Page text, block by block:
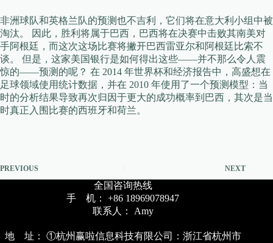
非洲球队和英格兰队的预测也不吉利，它们将在意大利小组中被
淘汰。 因此，胜利将属于巴西，巴西将在决赛中击败其南美对
手阿根廷，而这次这场比赛将撇开巴西雷亚尔和阿根廷比索不
谈。 但是，这家美国银行是如何得出这些——并不那么令人震
惊的——预测的呢？ 在 2014 年世界杯和经济报告中，高盛想在
足球领域使用统计数据，并在 2010 年使用了一个预测模型：当
时的分析结果导致再次归因于更大的成功概率到巴西，其次是当
时真正入围比赛的西班牙和荷兰。
PREVIOUS NEXT
全国咨询热线
手 机： +86 18969078947
联系人： Amy
地 址： ①杭州赢啦信息科技有限公司：浙江省杭州市